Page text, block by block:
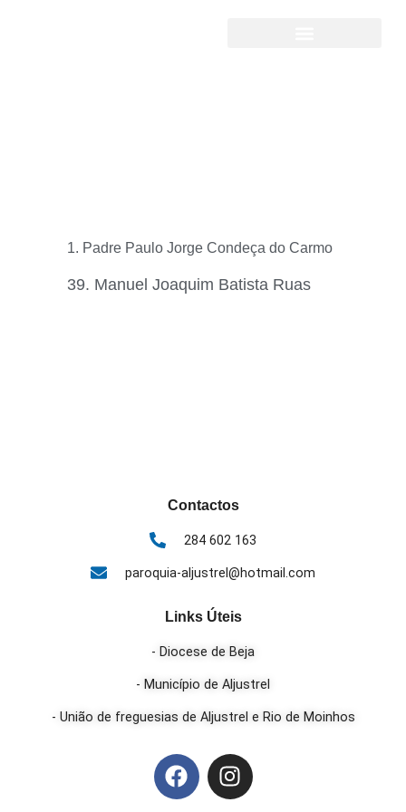
1. Padre Paulo Jorge Condeça do Carmo
39. Manuel Joaquim Batista Ruas
Contactos
284 602 163
paroquia-aljustrel@hotmail.com
Links Úteis
- Diocese de Beja
- Município de Aljustrel
- União de freguesias de Aljustrel e Rio de Moinhos